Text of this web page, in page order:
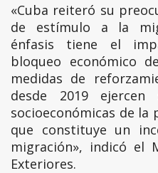
«Cuba reiteró su
de estímulo a la
énfasis tiene el
bloqueo económico
medidas de
desde 2019 ejercen
socioeconómicas de
que constituye un
migración», indicó el
Exteriores.